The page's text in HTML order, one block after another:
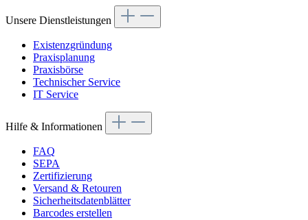
Unsere Dienstleistungen
Existenzgründung
Praxisplanung
Praxisbörse
Technischer Service
IT Service
Hilfe & Informationen
FAQ
SEPA
Zertifizierung
Versand & Retouren
Sicherheitsdatenblätter
Barcodes erstellen